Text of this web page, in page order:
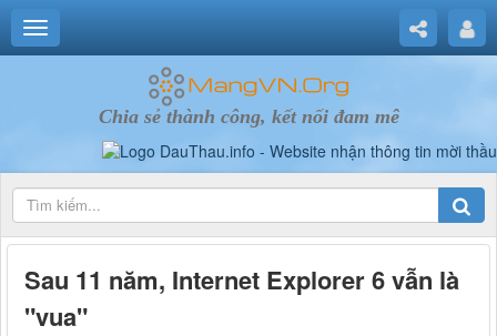
Chia sẻ thành công, kết nối đam mê
Sau 11 năm, Internet Explorer 6 vẫn là
"vua"